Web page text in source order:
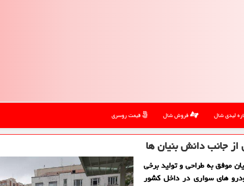
لیدی شال فروش شال قیمت روسری
جانب دانش بنیان ها
موفق به طراحی و تولید برخی
های سواری در داخل كشور